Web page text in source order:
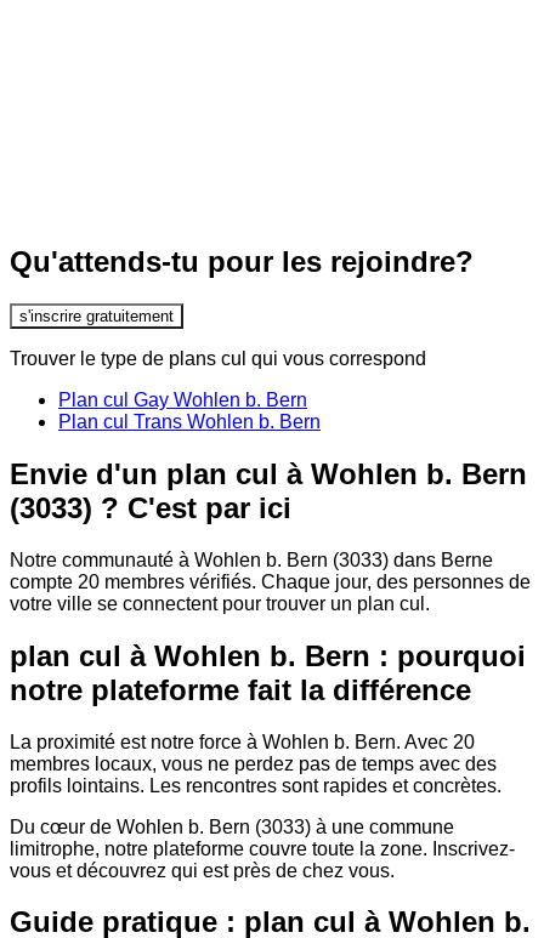
Qu'attends-tu pour les rejoindre?
s'inscrire gratuitement
Trouver le type de plans cul qui vous correspond
Plan cul Gay Wohlen b. Bern
Plan cul Trans Wohlen b. Bern
Envie d'un plan cul à Wohlen b. Bern
(3033) ? C'est par ici
Notre communauté à Wohlen b. Bern (3033) dans Berne
compte 20 membres vérifiés. Chaque jour, des personnes de
votre ville se connectent pour trouver un plan cul.
plan cul à Wohlen b. Bern : pourquoi
notre plateforme fait la différence
La proximité est notre force à Wohlen b. Bern. Avec 20
membres locaux, vous ne perdez pas de temps avec des
profils lointains. Les rencontres sont rapides et concrètes.
Du cœur de Wohlen b. Bern (3033) à une commune
limitrophe, notre plateforme couvre toute la zone. Inscrivez-
vous et découvrez qui est près de chez vous.
Guide pratique : plan cul à Wohlen b.